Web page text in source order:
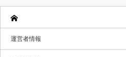
運営者情報